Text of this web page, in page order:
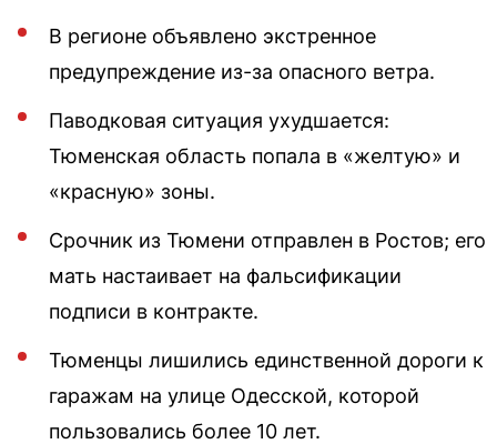
В регионе объявлено экстренное
предупреждение из-за опасного ветра.
Паводковая ситуация ухудшается:
Тюменская область попала в «желтую» и
«красную» зоны.
Срочник из Тюмени отправлен в Ростов; его
мать настаивает на фальсификации
подписи в контракте.
Тюменцы лишились единственной дороги к
гаражам на улице Одесской, которой
пользовались более 10 лет.